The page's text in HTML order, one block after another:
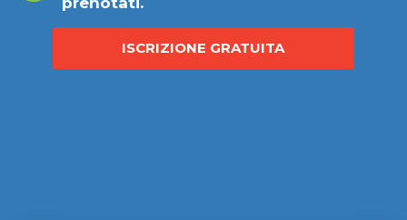
ISCRIZIONE GRATUITA